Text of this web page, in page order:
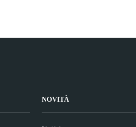
NOVITÀ